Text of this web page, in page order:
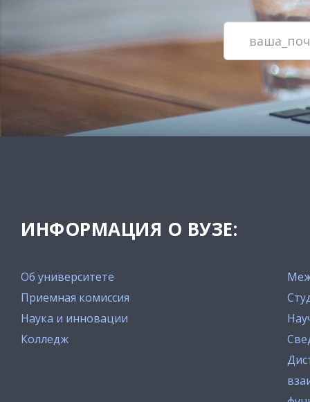
ИНФОРМАЦИЯ О ВУЗЕ:
Об университете
Приемная комиссия
Наука и инновации
Колледж